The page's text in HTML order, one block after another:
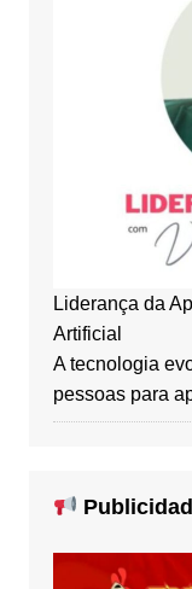
Liderança da
Artificial
A tecnologia
pessoas para